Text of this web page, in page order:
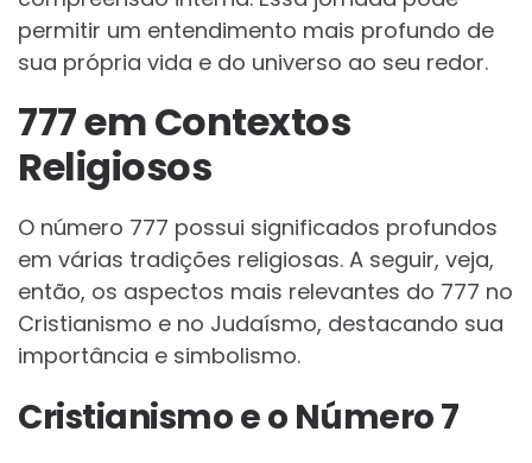
permitir um entendimento mais profundo de
sua própria vida e do universo ao seu redor.
777 em Contextos
Religiosos
O número 777 possui significados profundos
em várias tradições religiosas. A seguir, veja,
então, os aspectos mais relevantes do 777 no
Cristianismo e no Judaísmo, destacando sua
importância e simbolismo.
Cristianismo e o Número 7